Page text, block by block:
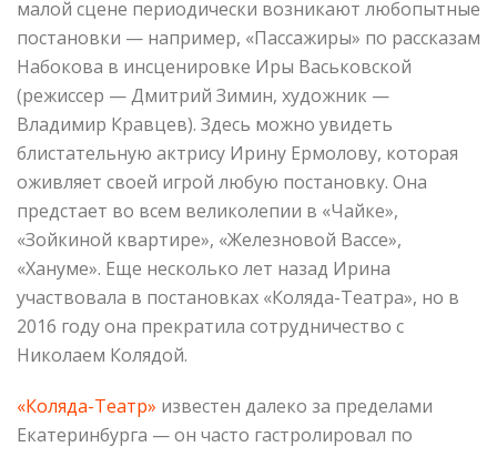
малой сцене периодически возникают любопытные
постановки — например, «Пассажиры» по рассказам
Набокова в инсценировке Иры Васьковской
(режиссер — Дмитрий Зимин, художник —
Владимир Кравцев). Здесь можно увидеть
блистательную актрису Ирину Ермолову, которая
оживляет своей игрой любую постановку. Она
предстает во всем великолепии в «Чайке»,
«Зойкиной квартире», «Железновой Вассе»,
«Хануме». Еще несколько лет назад Ирина
участвовала в постановках «Коляда-Театра», но в
2016 году она прекратила сотрудничество с
Николаем Колядой.
«Коляда-Театр» известен далеко за пределами
Екатеринбурга — он часто гастролировал по